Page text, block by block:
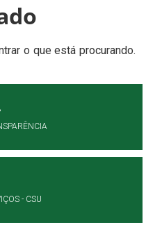
o que está procurando.
- CSU